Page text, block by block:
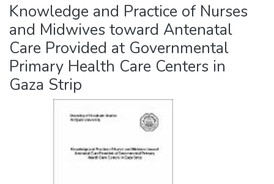
Knowledge and Practice of Nurses
and Midwives toward Antenatal
Care Provided at Governmental
Primary Health Care Centers in
Gaza Strip